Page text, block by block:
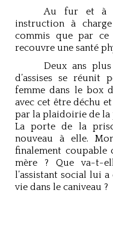
Au fur et à
instruction à
commis que par ce
recouvre une santé
Deux ans
d’assises se réunit
femme dans le box
avec cet être déchu
par la plaidoirie de la
La porte de la
nouveau à elle.
finalement coupable
mère ? Que va-t-
l’assistant social lui
vie dans le caniveau ?